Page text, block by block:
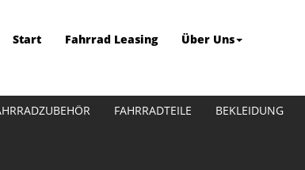
Start Fahrrad Leasing Über Uns
FAHRRADTEILE BEKLEIDUNG